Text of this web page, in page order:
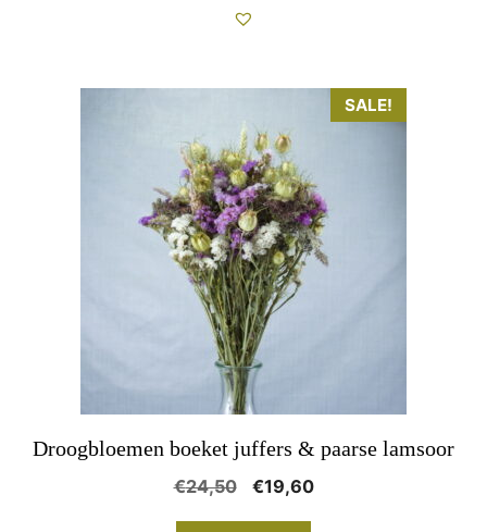
SALE!
Droogbloemen boeket juffers & paarse lamsoor
€24,50
Oorspronkelijke
€19,60Huidige